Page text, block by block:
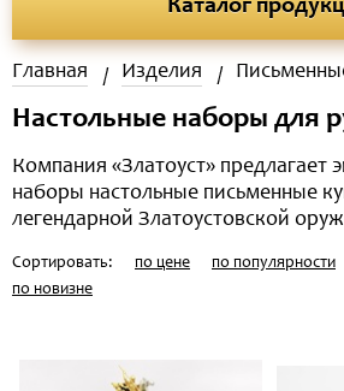
Каталог
Главная Изделия
Настольные наборы для
Компания «Златоуст» предлагает
наборы настольные письменные
легендарной Златоустовской
Сортировать: по цене по популярности
по новизне